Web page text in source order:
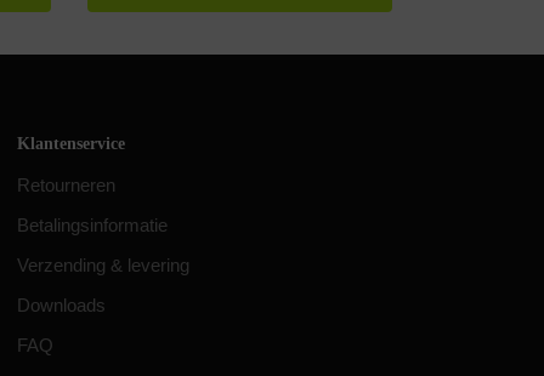
Klantenservice
Retourneren
Betalingsinformatie
Verzending & levering
Downloads
FAQ